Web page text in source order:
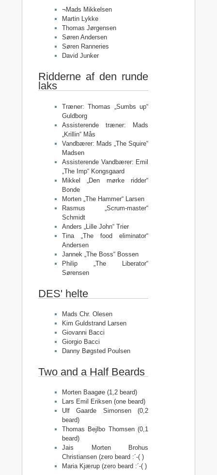
¬Mads Mikkelsen
Martin Lykke
Thomas Jørgensen
Søren Andersen
Søren Ranneries
David Junker
Ridderne af den runde
laks
Træner: Thomas „Sumbs up“
Guldborg
Assisterende træner: Mads
„Krillin“ Mås
Vandbærer: Mads „The Squire“
Madsen
Assisterende Vandbærer: Emil
„The Imp“ Kongsgaard
Mikkel „Den mørke ridder“
Bonde
Morten „The Hammer“ Larsen
Rasmus „Scrum-master“
Schmidt
Anders „Lille John“ Trier
Tina „The food eliminator“
Andersen
Jannek „The Boss“ Bossen
Philip „The Liberator“
Sørensen
DES' helte
Mads Chr. Olesen
Kim Guldstrand Larsen
Giovanni Bacci
Giorgio Bacci
Danny Bøgsted Poulsen
Two and a Half Beards
Morten Baagøe (1,2 beard)
Lars Emil Eriksen (one beard)
Ulf Gaarde Simonsen (0,2
beard)
Thomas Bejlbo Thomsen (0,1
beard)
Jais Morten Brohus
Christiansen (zero beard :´-( )
Maria Kjærup (zero beard :´-( )